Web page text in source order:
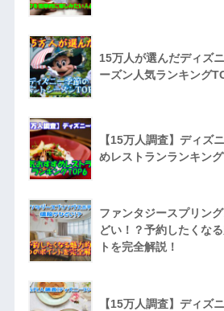
15万人が選んだディズ
ーズン人気ランキング
【15万人調査】ディズ
めレストランランキン
ファンタジースプリン
どい！？予約したくな
トを完全解説！
【15万人調査】ディズ